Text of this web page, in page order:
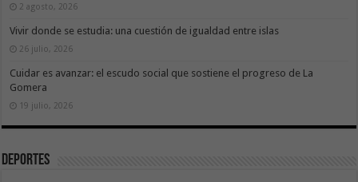
2 agosto, 2026
Vivir donde se estudia: una cuestión de igualdad entre islas
26 julio, 2026
Cuidar es avanzar: el escudo social que sostiene el progreso de La
Gomera
19 julio, 2026
Deportes